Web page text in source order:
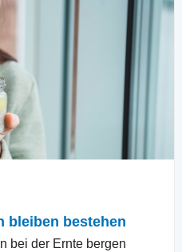
bleiben bestehen
bei der Ernte bergen